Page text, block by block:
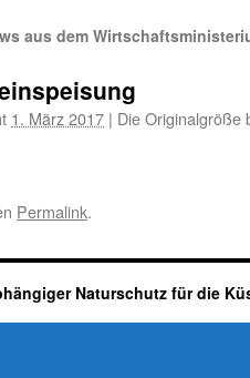
aus dem
1. März 2017 | Die Originalgröße
Permalink.
Naturschutz für die